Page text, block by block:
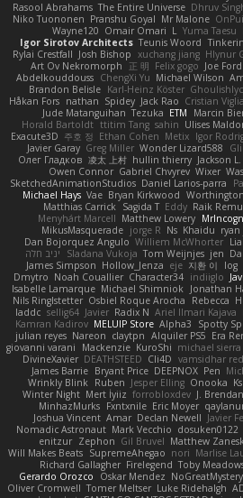
Rasool Abrahams The Entire Universe Dhruv
Niko Tuononen Pranshu Goyal Mr Malone OnPui
Wayne120 Omair Omari L Yuma Taesu
Igor Sirotov Architects Teunis Woord
Rylai Crestfall Josh Bishop xuchang jiang Hlynur
Art Ov Nekromorph
正 明 Felix gogo Joe Ford
Abdelkouddouss ChengXi Yu Michael Wilson
Brandon Belisle Karl-Heinz Köster
Håkan Fors nathan Spidey Jack Rao Cristian
Jude Matanguihan Tezuka ETM Marcin
Horald Bartoldt ttitim Tang sahin Ulises
Exacute3D 주호 정 Ethan Cohen Metix Igor
Javier Garay Greg Miller Wonder Lizard588
Олег Гладков 凌太 上村 hullin thierry Jackson L.
Owen Connor Gabriel Chvyrev Wixer
SketchedAnimationStudios Daniel Larios-parra
Michael Hays Vae Bryan Kirkwood Worthington
Matthias Carrick
Sagida T Eddy Raik
Menyhárt Marcell Matthew Lowery
MikusMasquerade jorge R Ns Khaidu
Dan Bojorquez Angulo Williem McWhorter
יניב חלה
Sladana Vukoja Tom Weijnjes jen
James Simpson Hollow_Jenza eje 지환 이 log
Dmytro Noah Couallier Character34 indiiglo
Isabelle Lamarque Michael Shimniok Jonathan
Nils Ringlstetter Osbiel Roque Arocha Rebecca
laddc sellig64 Javier Radix N Ariel Ilmari Kajava
Kamran Kadirov MELUIP Store Alpha3 Spotty
julian reyes Nareon claytpn Alquiler PS5 Era
giovanni varani
Mackenzie KuroShi michael sierra
DivineXavier DEATHSTEED Cli4D vamsidhar
James Barrie Bryant Price DEEPNOX Pen
Wrinkly Blink
Ruben Jesper Elling Onooka
Winter Night Mert İyiiz forrobloxdev J.
MinhazMurks Fxntxnile Eric Moyer
Joshua Vincent Amar Declan Newell Javier
Nomadic Astronaut Mark Vecchio dosuken0122
enitzur Zephon Gil Bruvel Matthew
Will Makes Beats SupremeAhegao nori Marlise
Richard Gallagher Firelegend Toby
Gerardo Orozco
Oskar Mendez NoGreatMystery
Oliver Cromwell Tomer Meltser Luke Ridehalgh